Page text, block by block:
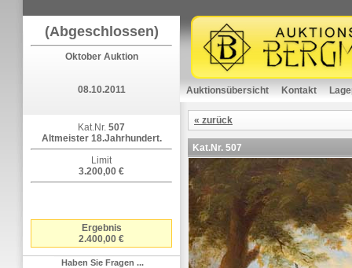
(Abgeschlossen)
Oktober Auktion
08.10.2011
Kat.Nr. 507
Altmeister 18.Jahrhundert.
Limit
3.200,00 €
Ergebnis
2.400,00 €
Haben Sie Fragen ...
Auktionsübersicht Kontakt
« zurück
Kat.Nr. 507